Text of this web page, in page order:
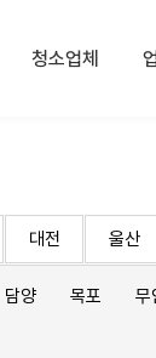
청소업체
대전 울산
담양 목포 무